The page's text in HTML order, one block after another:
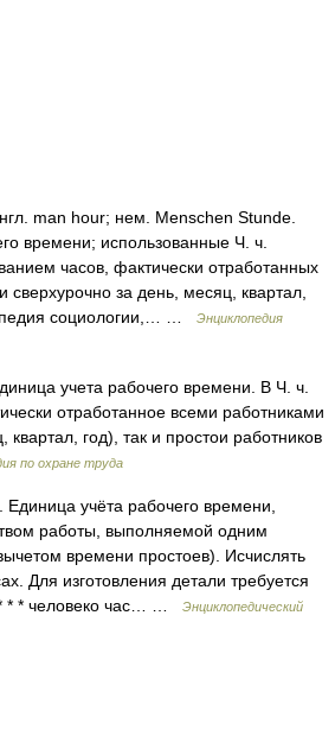
man hour; нем. Menschen Stunde.
времени; использованные Ч. ч.
часов, фактически отработанных
за день, месяц, квартал,
социологии,… …
Энциклопедия
учета рабочего времени. В Ч. ч.
отработанное всеми работниками
год), так и простои работников
по охране труда
учёта рабочего времени,
работы, выполняемой одним
времени простоев). Исчислять
Для изготовления детали требуется
* * * человеко час… …
Энциклопедический